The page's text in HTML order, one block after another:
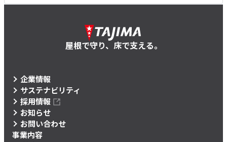
屋根で守り、床で支える。
企業情報
サステナビリティ
採用情報
お知らせ
お問い合わせ
事業内容